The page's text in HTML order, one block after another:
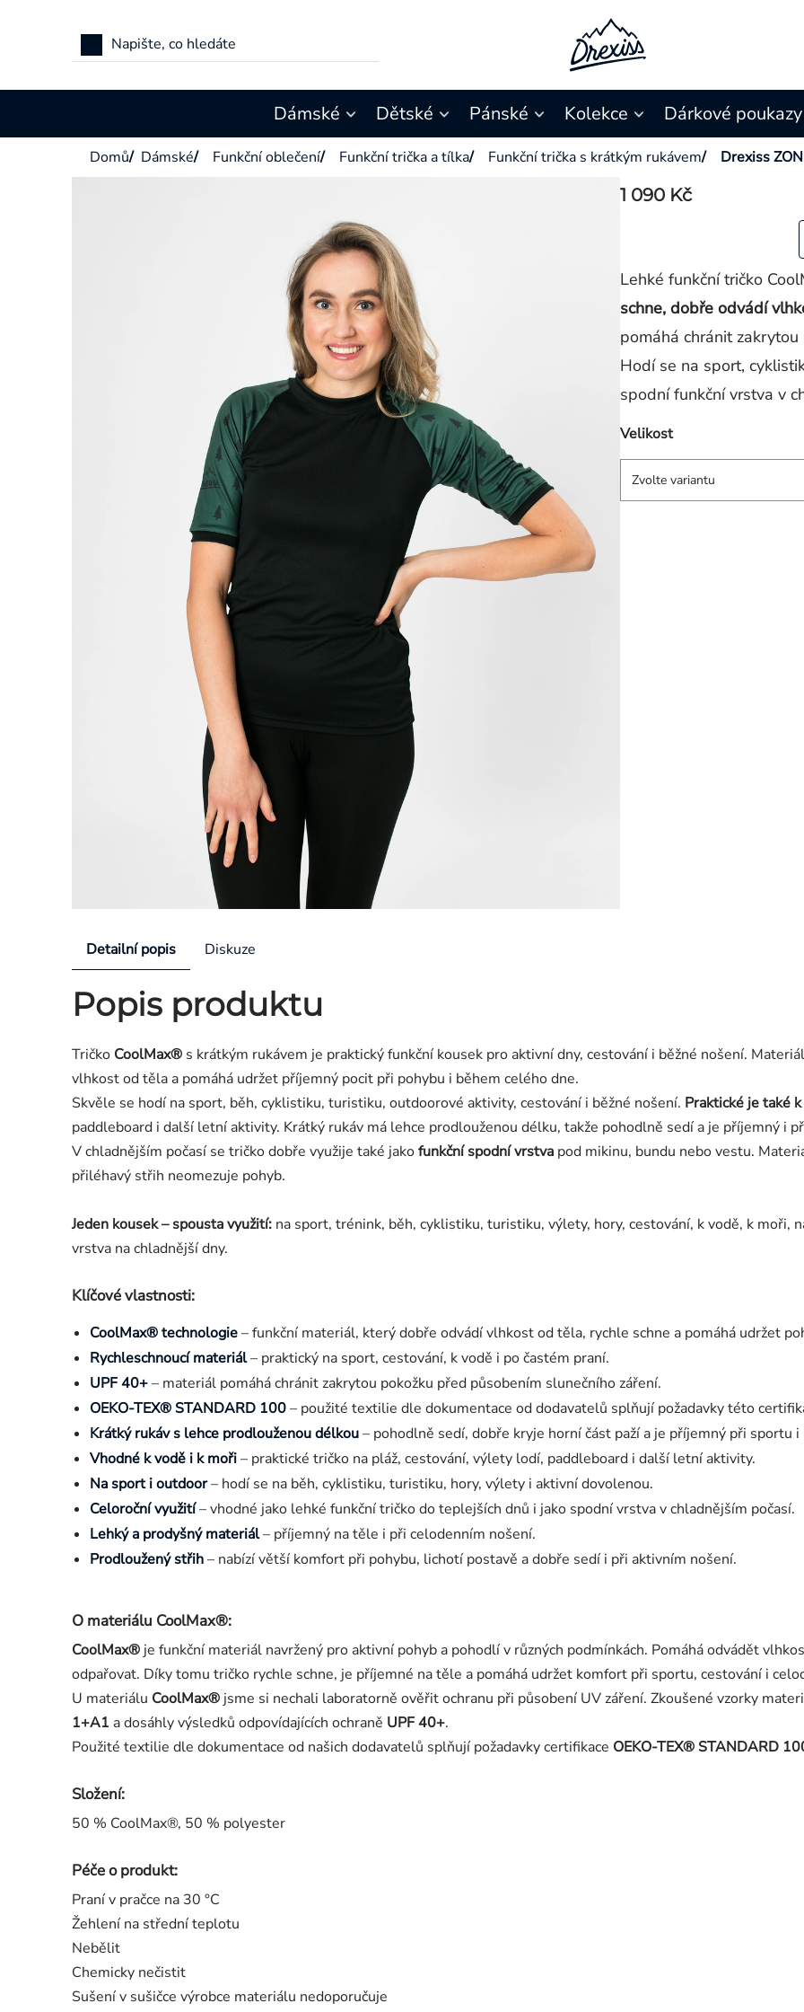
Dámské Dětské Pánské Kolekce Dárkové poukazy
Domů/ Dámské/ Funkční oblečení/ Funkční trička a tílka/ Funkční trička s krátkým rukávem/ Drexiss
1 090 Kč
Velikost
Lehké funkční tričko
schne, dobře odvádí
pomáhá chránit
Hodí se na sport,
spodní funkční vrstva v
Detailní popis Diskuze
Popis produktu
Tričko CoolMax® s krátkým rukávem je praktický funkční kousek pro aktivní dny, cestování i běžné nošení.
vlhkost od těla a pomáhá udržet příjemný pocit při pohybu i během celého dne.
Skvěle se hodí na sport, běh, cyklistiku, turistiku, outdoorové aktivity, cestování i běžné nošení. Praktické je také
paddleboard i další letní aktivity. Krátký rukáv má lehce prodlouženou délku, takže pohodlně sedí a je příjemný i
V chladnějším počasí se tričko dobře využije také jakofunkční spodní vrstva pod mikinu, bundu nebo vestu.
přiléhavý střih neomezuje pohyb.
Jeden kousek – spousta využití: na sport, trénink, běh, cyklistiku, turistiku, výlety, hory, cestování, k vodě, k moři,
vrstva na chladnější dny.
Klíčové vlastnosti:
CoolMax® technologie– funkční materiál, který dobře odvádí vlhkost od těla, rychle schne a pomáhá udržet
Rychleschnoucí materiál– praktický na sport, cestování, k vodě i po častém praní.
UPF 40+– materiál pomáhá chránit zakrytou pokožku před působením slunečního záření.
OEKO-TEX® STANDARD 100– použité textilie dle dokumentace od dodavatelů splňují požadavky této
Krátký rukáv s lehce prodlouženou délkou– pohodlně sedí, dobře kryje horní část paží a je příjemný při sportu i
Vhodné k vodě i k moři– praktické tričko na pláž, cestování, výlety lodí, paddleboard i další letní aktivity.
Na sport i outdoor– hodí se na běh, cyklistiku, turistiku, hory, výlety i aktivní dovolenou.
Celoroční využití– vhodné jako lehké funkční tričko do teplejších dnů i jako spodní vrstva v chladnějším počasí.
Lehký a prodyšný materiál– příjemný na těle i při celodenním nošení.
Prodloužený střih– nabízí větší komfort při pohybu, lichotí postavě a dobře sedí i při aktivním nošení.
O materiálu CoolMax®:
CoolMax® je funkční materiál navržený pro aktivní pohyb a pohodlí v různých podmínkách. Pomáhá odvádět
odpařovat. Díky tomu tričko rychle schne, je příjemné na těle a pomáhá udržet komfort při sportu, cestování i
U materiálu CoolMax® jsme si nechali laboratorně ověřit ochranu při působení UV záření. Zkoušené vzorky
1+A1 a dosáhly výsledků odpovídajících ochraně UPF 40+.
Použité textilie dle dokumentace od našich dodavatelů splňují požadavky certifikace OEKO-TEX® STANDARD
Složení:
50 % CoolMax®, 50 % polyester
Péče o produkt:
Praní v pračce na 30 °C
Žehlení na střední teplotu
Nebělit
Chemicky nečistit
Sušení v sušičce výrobce materiálu nedoporučuje